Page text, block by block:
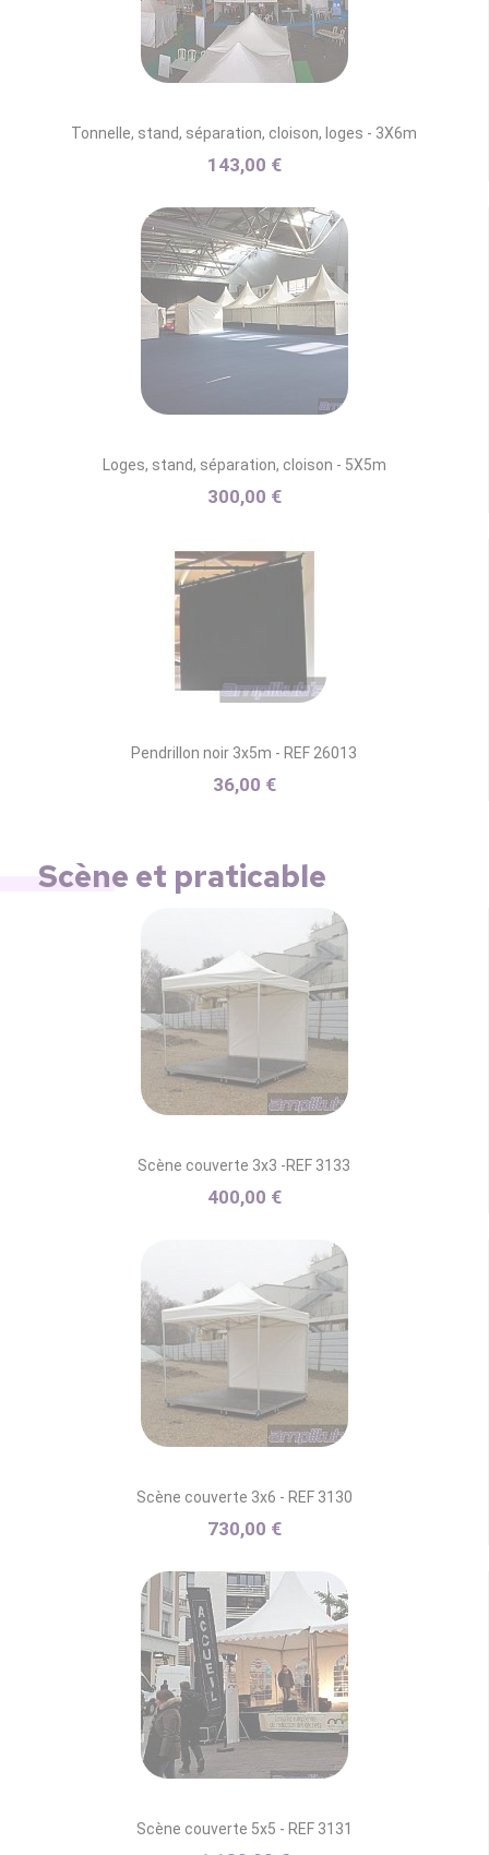
Tonnelle, stand, séparation, cloison, loges - 3X6m
143,00 €
Loges, stand, séparation, cloison - 5X5m
300,00 €
Pendrillon noir 3x5m - REF 26013
36,00 €
Scène et praticable
Scène couverte 3x3 -REF 3133
400,00 €
Scène couverte 3x6 - REF 3130
730,00 €
Scène couverte 5x5 - REF 3131